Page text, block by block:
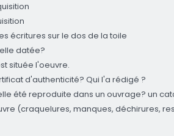
écritures sur le dos de la toile
datée?
située l'oeuvre.
d'authenticité? Qui l'a rédigé ?
été reproduite dans un ouvrage? un
(craquelures, manques, déchirures,